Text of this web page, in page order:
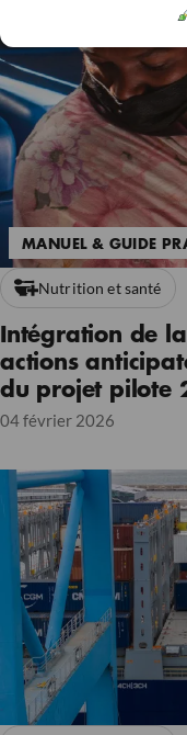
MANUEL & GUIDE
Nutrition et santé
Intégration de
actions
du projet pilote
04 février 2026